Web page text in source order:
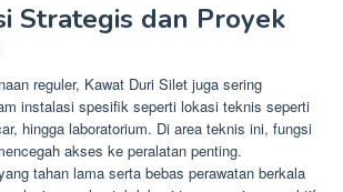
Strategis dan Proyek
reguler, Kawat Duri Silet juga sering
instalasi spesifik seperti lokasi teknis seperti
hingga laboratorium. Di area teknis ini, fungsi
akses ke peralatan penting.
tahan lama serta bebas perawatan berkala